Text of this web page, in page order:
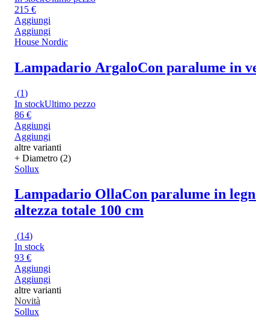
215 €
Aggiungi
Aggiungi
House Nordic
Lampadario ArgaloCon paralume in
(1)
In stockUltimo pezzo
86 €
Aggiungi
Aggiungi
altre varianti
+ Diametro (2)
Sollux
Lampadario OllaCon paralume in
altezza totale 100 cm
(14)
In stock
93 €
Aggiungi
Aggiungi
altre varianti
Novità
Sollux